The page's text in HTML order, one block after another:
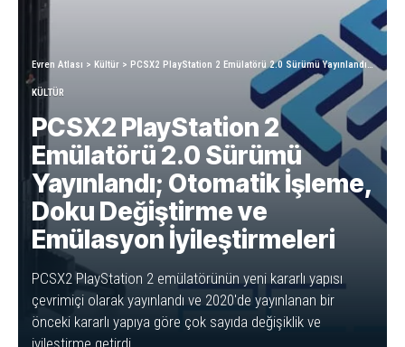
Evren Atlası > Kültür > PCSX2 PlayStation 2 Emülatörü 2.0 Sürümü Yayınlandı; Otomatik İşleme, Doku Değiştirme ve Emülasyon İyileştirmeleri
KÜLTÜR
PCSX2 PlayStation 2
Emülatörü 2.0 Sürümü
Yayınlandı; Otomatik İşleme,
Doku Değiştirme ve
Emülasyon İyileştirmeleri
PCSX2 PlayStation 2 emülatörünün yeni kararlı yapısı
çevrimiçi olarak yayınlandı ve 2020'de yayınlanan bir
önceki kararlı yapıya göre çok sayıda değişiklik ve
iyileştirme getirdi.